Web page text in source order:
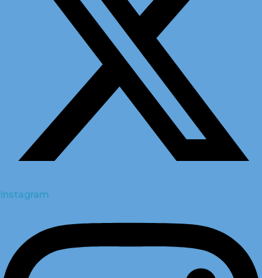
Instagram